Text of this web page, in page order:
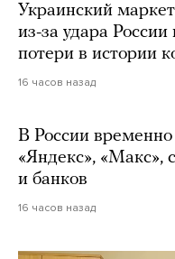
Украинский
из-за удара
потери в истории
16 часов назад
В России временно
«Яндекс», «Макс»,
и банков
16 часов назад